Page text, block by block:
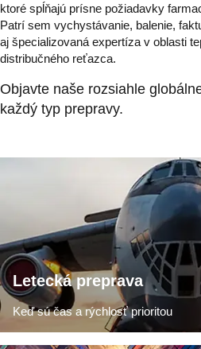
ktoré spĺňajú prísne požiadavky
Patrí sem vychystávanie, balenie,
aj špecializovaná expertíza v oblasti
distribučného reťazca.
Objavte naše rozsiahle
každý typ prepravy.
Letecká preprava
Keď sú čas a rýchlosť prioritou